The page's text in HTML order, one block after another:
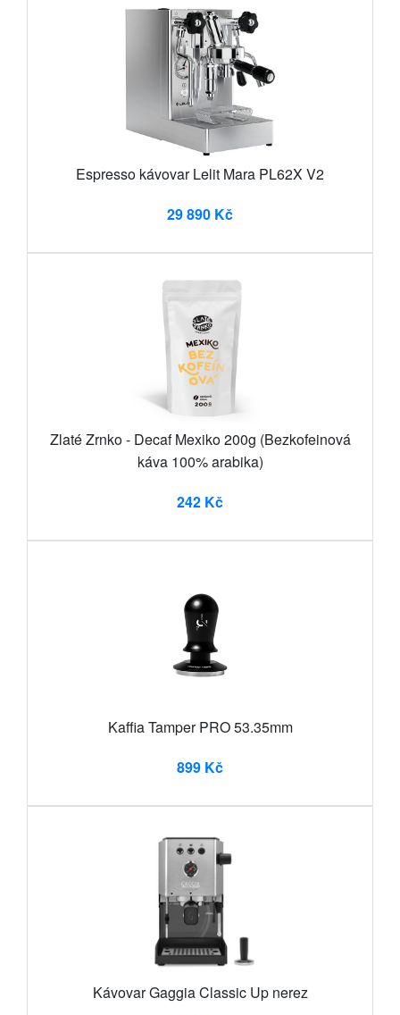
Espresso kávovar Lelit Mara PL62X V2
29 890 Kč
Zlaté Zrnko - Decaf Mexiko 200g (Bezkofeinová
káva 100% arabika)
242 Kč
Kaffia Tamper PRO 53.35mm
899 Kč
Kávovar Gaggia Classic Up nerez